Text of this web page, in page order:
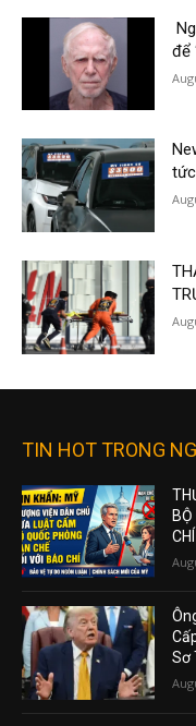
để
TIN HOT TRONG
CHÍ
Sơ